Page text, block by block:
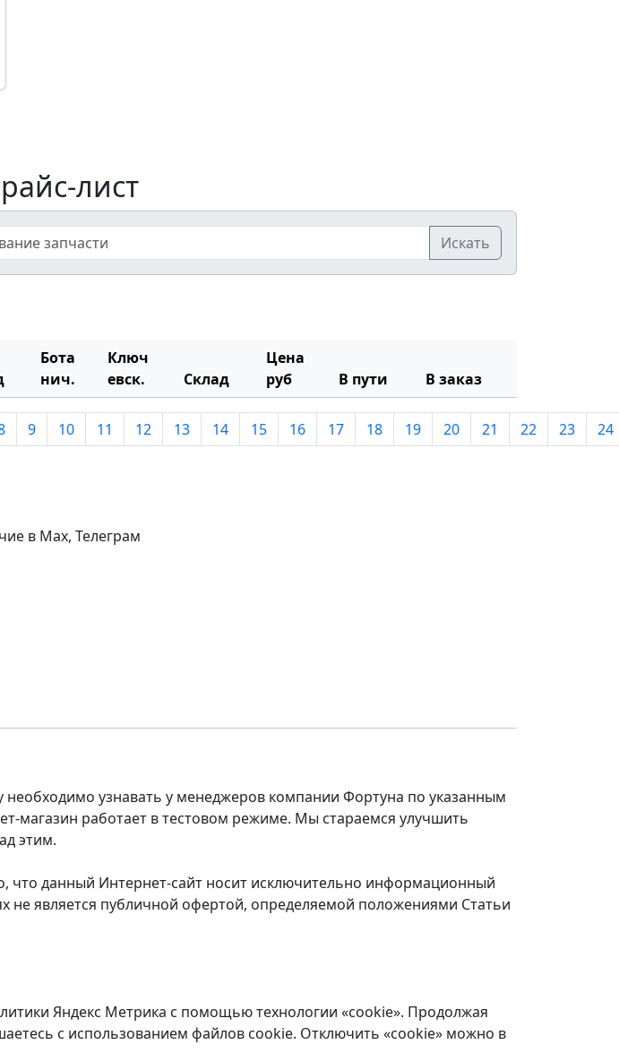
лист
Искать
Бота
нич.
Ключ
евск.
Склад
Цена
руб
В пути В заказ
9 10 11 12 13 14 15 16 17 18 19 20 21 22 23 24
в Max, Телеграм
узнавать у менеджеров компании Фортуна по указанным
магазин работает в тестовом режиме. Мы стараемся улучшить
этим.
данный Интернет-сайт носит исключительно информационный
не является публичной офертой, определяемой положениями Статьи
Яндекс Метрика с помощью технологии «cookie». Продолжая
с использованием файлов cookie. Отключить «cookie» можно в